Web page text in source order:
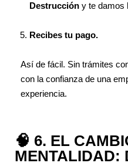
Destrucción y te damos
Recibes tu pago.
Así de fácil. Sin trámites
con la confianza de una
experiencia.
🧠 6. EL
MENTALIDAD: